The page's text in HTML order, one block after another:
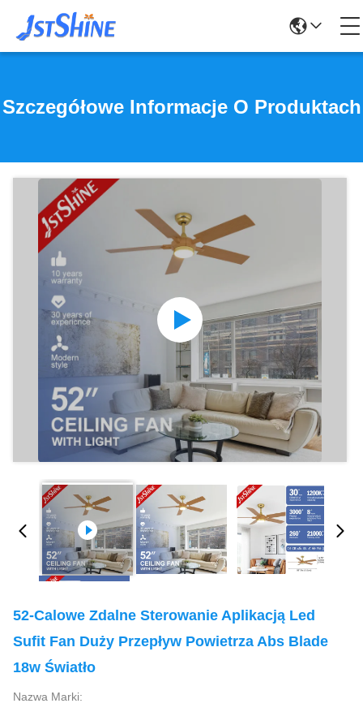
Szczegółowe Informacje O Produktach
52-Calowe Zdalne Sterowanie Aplikacją Led
Sufit Fan Duży Przepływ Powietrza Abs Blade
18w Światło
Nazwa Marki: